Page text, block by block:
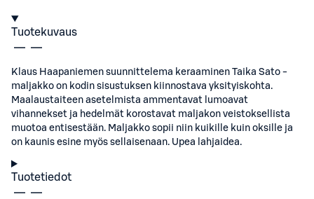
Tuotekuvaus
Klaus Haapaniemen suunnittelema keraaminen Taika Sato -
maljakko on kodin sisustuksen kiinnostava yksityiskohta.
Maalaustaiteen asetelmista ammentavat lumoavat
vihannekset ja hedelmät korostavat maljakon veistoksellista
muotoa entisestään. Maljakko sopii niin kuikille kuin oksille ja
on kaunis esine myös sellaisenaan. Upea lahjaidea.
Tuotetiedot